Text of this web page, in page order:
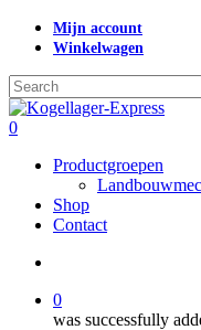
Skip
content
Mijn account
Winkelwagen
Close
Search
search
0
Productgroepen
Shop
Contact
0
was successfully